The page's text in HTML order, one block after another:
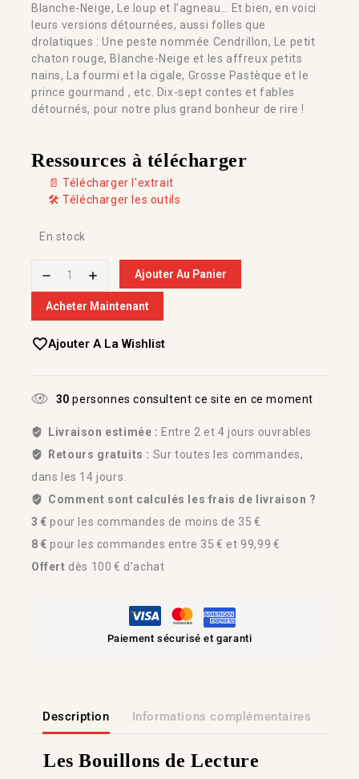
Blanche-Neige, Le loup et l’agneau… Et bien, en voici
leurs versions détournées, aussi folles que
drolatiques : Une peste nommée Cendrillon, Le petit
chaton rouge, Blanche-Neige et les affreux petits
nains, La fourmi et la cigale, Grosse Pastèque et le
prince gourmand , etc. Dix-sept contes et fables
détournés, pour notre plus grand bonheur de rire !
Ressources à télécharger
📄 Télécharger l'extrait
🛠️ Télécharger les outils
En stock
Ajouter Au Panier
Acheter Maintenant
Ajouter A La Wishlist
30 personnes consultent ce site en ce moment
Livraison estimée : Entre 2 et 4 jours ouvrables
Retours gratuits : Sur toutes les commandes,
dans les 14 jours.
Comment sont calculés les frais de livraison ?
3 € pour les commandes de moins de 35 €
8 € pour les commandes entre 35 € et 99,99 €
Offert dès 100 € d’achat
Paiement sécurisé et garanti
Description Informations complémentaires
Les Bouillons de Lecture